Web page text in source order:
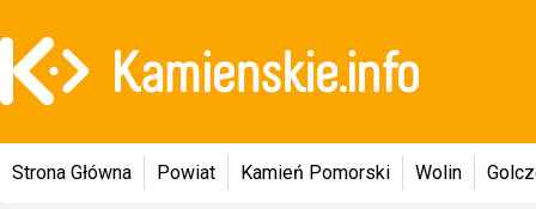
Strona Główna Powiat Kamień Pomorski Wolin